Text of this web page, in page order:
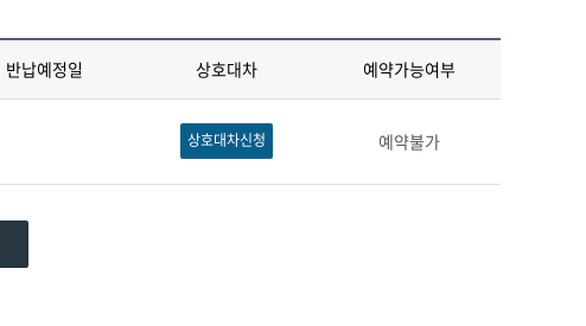
반납예정일 상호대차 예약가능여부
상호대차신청 예약불가